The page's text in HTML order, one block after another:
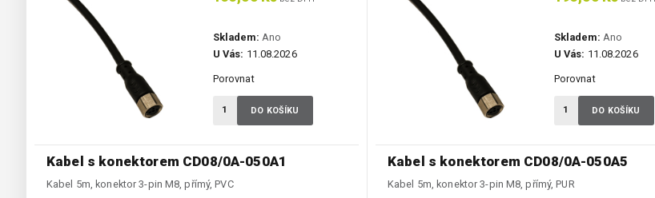
Kabel s konektorem CD08/0A-050A1
Kabel 5m, konektor 3-pin M8, přímý, PVC
Skladem: Ano
U Vás: 11.08.2026
Porovnat
DO KOŠÍKU
Kabel s konektorem CD08/0A-050A5
Kabel 5m, konektor 3-pin M8, přímý, PUR
Skladem: Ano
U Vás: 11.08.2026
Porovnat
DO KOŠÍKU